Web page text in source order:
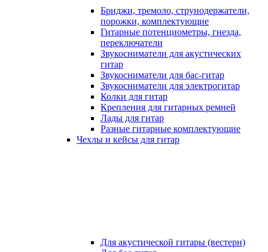
Бриджи, тремоло, струнодержатели,
порожки, комплектующие
Гитарные потенциометры, гнезда,
переключатели
Звукосниматели для акустических
гитар
Звукосниматели для бас-гитар
Звукосниматели для электрогитар
Колки для гитар
Крепления для гитарных ремней
Лады для гитар
Разные гитарные комплектующие
Чехлы и кейсы для гитар
Для акустической гитары (вестерн)